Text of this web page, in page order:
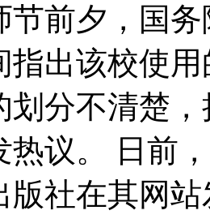
节前夕，国
指出该校使
划分不清楚
热议。 日前
版社在其网